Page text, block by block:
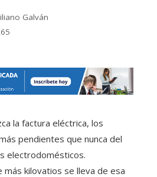
Galván
la factura eléctrica, los
pendientes que nunca del
electrodomésticos.
más kilovatios se lleva de esa